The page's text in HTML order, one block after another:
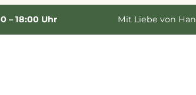
– 18:00 Uhr Mit Liebe von